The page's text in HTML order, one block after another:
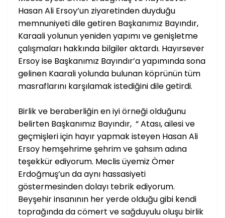
Hasan Ali Ersoy’un ziyaretinden duyduğu
memnuniyeti dile getiren Başkanımız Bayındır,
Karaali yolunun yeniden yapımı ve genişletme
çalışmaları hakkında bilgiler aktardı. Hayırsever
Ersoy ise Başkanımız Bayındır’a yapımında sona
gelinen Kaarali yolunda bulunan köprünün tüm
masraflarını karşılamak istediğini dile getirdi.
Birlik ve beraberliğin en iyi örneği olduğunu
belirten Başkanımız Bayındır, “ Atası, ailesi ve
geçmişleri için hayır yapmak isteyen Hasan Ali
Ersoy hemşehrime şehrim ve şahsım adına
teşekkür ediyorum. Meclis üyemiz Ömer
Erdoğmuş’un da aynı hassasiyeti
göstermesinden dolayı tebrik ediyorum.
Beyşehir insanının her yerde olduğu gibi kendi
toprağında da cömert ve sağduyulu oluşu birlik